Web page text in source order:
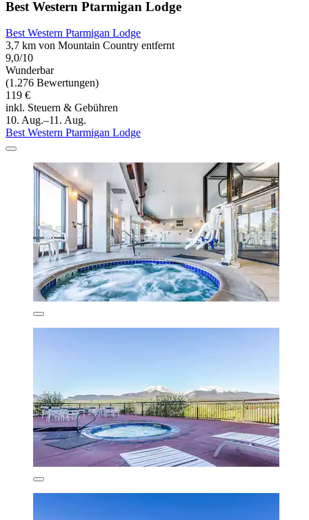
Best Western Ptarmigan Lodge
Best Western Ptarmigan Lodge
3,7 km von Mountain Country entfernt
9,0/10
Wunderbar
(1.276 Bewertungen)
119 €
inkl. Steuern & Gebühren
10. Aug.–11. Aug.
Best Western Ptarmigan Lodge